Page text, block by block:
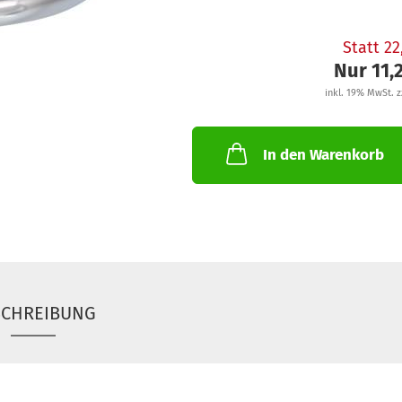
Statt
Nur
inkl. 19% MwSt.
In den Warenkorb